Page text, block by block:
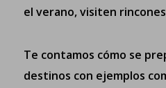
el verano, visiten
Te contamos cómo se
destinos con ejemplos